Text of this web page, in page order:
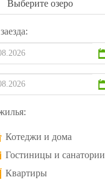
Выберите озеро
Котеджи и дома
Гостиницы и санатории
Квартиры